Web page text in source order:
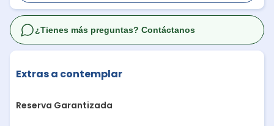
Extras a contemplar
Reserva Garantizada
¿Tienes más preguntas? Contáctanos